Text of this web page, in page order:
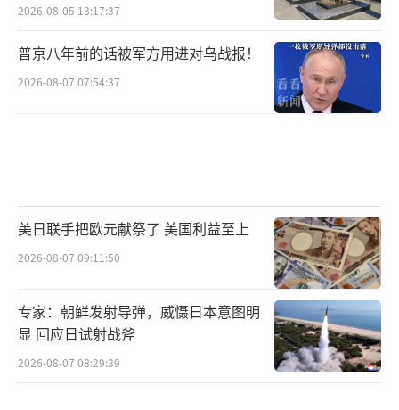
2026-08-05 13:17:37
普京八年前的话被军方用进对乌战报！
2026-08-07 07:54:37
美日联手把欧元献祭了 美国利益至上
2026-08-07 09:11:50
专家：朝鲜发射导弹，威慑日本意图明
显 回应日试射战斧
2026-08-07 08:29:39